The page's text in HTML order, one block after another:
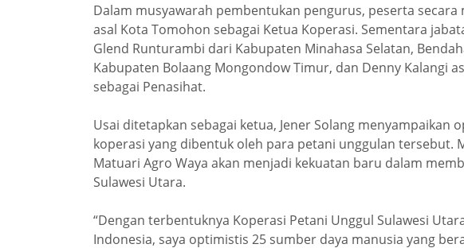
Dalam musyawarah pembentukan pengurus, peserta secara
asal Kota Tomohon sebagai Ketua Koperasi. Sementara
Glend Runturambi dari Kabupaten Minahasa Selatan,
Kabupaten Bolaang Mongondow Timur, dan Denny Kalangi
sebagai Penasihat.
Usai ditetapkan sebagai ketua, Jener Solang menyampaikan
koperasi yang dibentuk oleh para petani unggulan tersebut.
Matuari Agro Waya akan menjadi kekuatan baru dalam
Sulawesi Utara.
“Dengan terbentuknya Koperasi Petani Unggul Sulawesi
Indonesia, saya optimistis 25 sumber daya manusia yang